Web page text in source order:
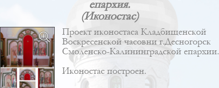
епархия.
(Иконостас)
Проект иконостаса Кладбищенской
Воскресенской часовни г.Десногорск
Смоленско-Калининградской епархии.
Иконостас построен.